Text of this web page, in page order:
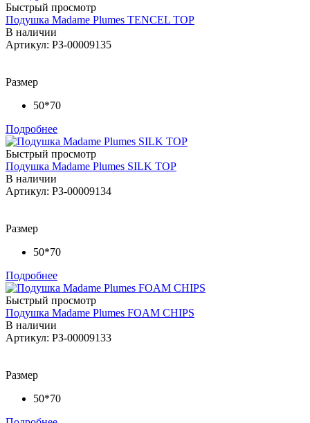
Быстрый просмотр
Подушка Madame Plumes TENCEL TOP
В наличии
Артикул: РЗ-00009135
Размер
50*70
Подробнее
Быстрый просмотр
Подушка Madame Plumes SILK TOP
В наличии
Артикул: РЗ-00009134
Размер
50*70
Подробнее
Быстрый просмотр
Подушка Madame Plumes FOAM CHIPS
В наличии
Артикул: РЗ-00009133
Размер
50*70